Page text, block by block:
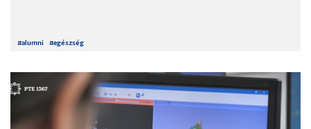
#alumni #egészség